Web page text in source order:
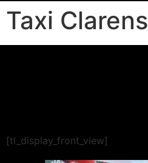
Taxi Clarens
[tl_display_front_view]